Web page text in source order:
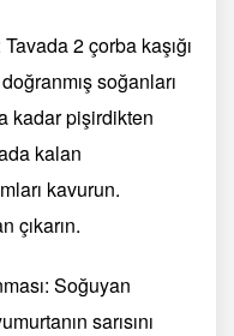
2 çorba kaşığı
soğanları
kadar pişirdikten
kalan
kavurun.
çıkarın.
Soğuyan
sarısını